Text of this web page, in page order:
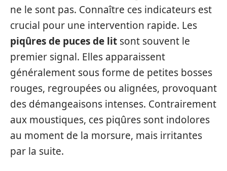
ne le sont pas. Connaître ces indicateurs est
crucial pour une intervention rapide. Les
piqûres de puces de lit sont souvent le
premier signal. Elles apparaissent
généralement sous forme de petites bosses
rouges, regroupées ou alignées, provoquant
des démangeaisons intenses. Contrairement
aux moustiques, ces piqûres sont indolores
au moment de la morsure, mais irritantes
par la suite.